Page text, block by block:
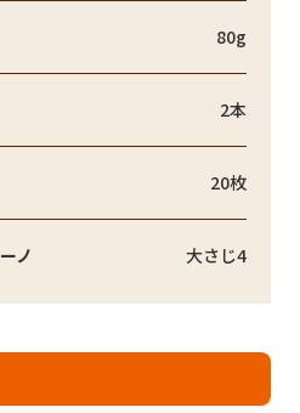
80g
2本
20枚
ノ 大さじ4